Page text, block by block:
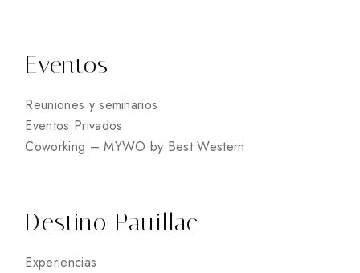
Eventos
Reuniones y seminarios
Eventos Privados
Coworking – MYWO by Best Western
Destino Pauillac
Experiencias